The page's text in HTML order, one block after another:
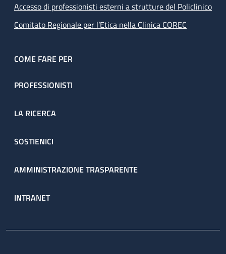
Accesso di professionisti esterni a strutture del Policlinico
Comitato Regionale per l’Etica nella Clinica COREC
COME FARE PER
PROFESSIONISTI
LA RICERCA
SOSTIENICI
AMMINISTRAZIONE TRASPARENTE
INTRANET